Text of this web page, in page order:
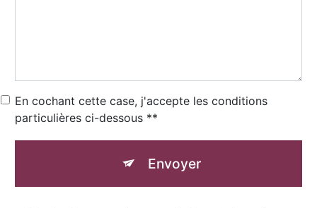
En cochant cette case, j'accepte les conditions
particulières ci-dessous **
Envoyer